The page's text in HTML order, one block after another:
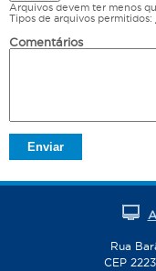
Arquivos devem ter menos
Tipos de arquivos permitidos:
Comentários
Rua
CEP